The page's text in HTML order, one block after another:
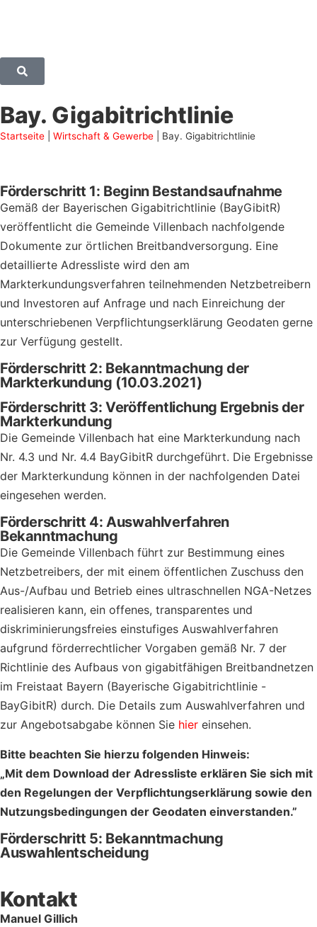
Bay. Gigabitrichtlinie
Startseite Wirtschaft & Gewerbe Bay. Gigabitrichtlinie
Förderschritt 1: Beginn Bestandsaufnahme
Gemäß der Bayerischen Gigabitrichtlinie (BayGibitR)
veröffentlicht die Gemeinde Villenbach nachfolgende
Dokumente zur örtlichen Breitbandversorgung. Eine
detaillierte Adressliste wird den am
Markterkundungsverfahren teilnehmenden Netzbetreibern
und Investoren auf Anfrage und nach Einreichung der
unterschriebenen Verpflichtungserklärung Geodaten gerne
zur Verfügung gestellt.
Förderschritt 2: Bekanntmachung der
Markterkundung (10.03.2021)
Förderschritt 3: Veröffentlichung Ergebnis der
Markterkundung
Die Gemeinde Villenbach hat eine Markterkundung nach
Nr. 4.3 und Nr. 4.4 BayGibitR durchgeführt. Die Ergebnisse
der Markterkundung können in der nachfolgenden Datei
eingesehen werden.
Förderschritt 4: Auswahlverfahren
Bekanntmachung
Die Gemeinde Villenbach führt zur Bestimmung eines
Netzbetreibers, der mit einem öffentlichen Zuschuss den
Aus-/Aufbau und Betrieb eines ultraschnellen NGA-Netzes
realisieren kann, ein offenes, transparentes und
diskriminierungsfreies einstufiges Auswahlverfahren
aufgrund förderrechtlicher Vorgaben gemäß Nr. 7 der
Richtlinie des Aufbaus von gigabitfähigen Breitbandnetzen
im Freistaat Bayern (Bayerische Gigabitrichtlinie -
BayGibitR) durch. Die Details zum Auswahlverfahren und
zur Angebotsabgabe können Sie hier einsehen.
Bitte beachten Sie hierzu folgenden Hinweis:
„Mit dem Download der Adressliste erklären Sie sich mit
den Regelungen der Verpflichtungserklärung sowie den
Nutzungsbedingungen der Geodaten einverstanden.”
Förderschritt 5: Bekanntmachung
Auswahlentscheidung
Kontakt
Manuel Gillich